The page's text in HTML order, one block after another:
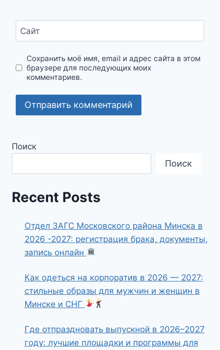
Сайт
Сохранить моё имя, email и адрес сайта в этом
браузере для последующих моих
комментариев.
Поиск
Поиск
Recent Posts
Отдел ЗАГС Московского района Минска в
2026 -2027: регистрация брака, документы,
запись онлайн
Как одеться на корпоратив в 2026 — 2027:
стильные образы для мужчин и женщин в
Минске и СНГ
Где отпраздновать выпускной в 2026–2027
году: лучшие площадки и программы для